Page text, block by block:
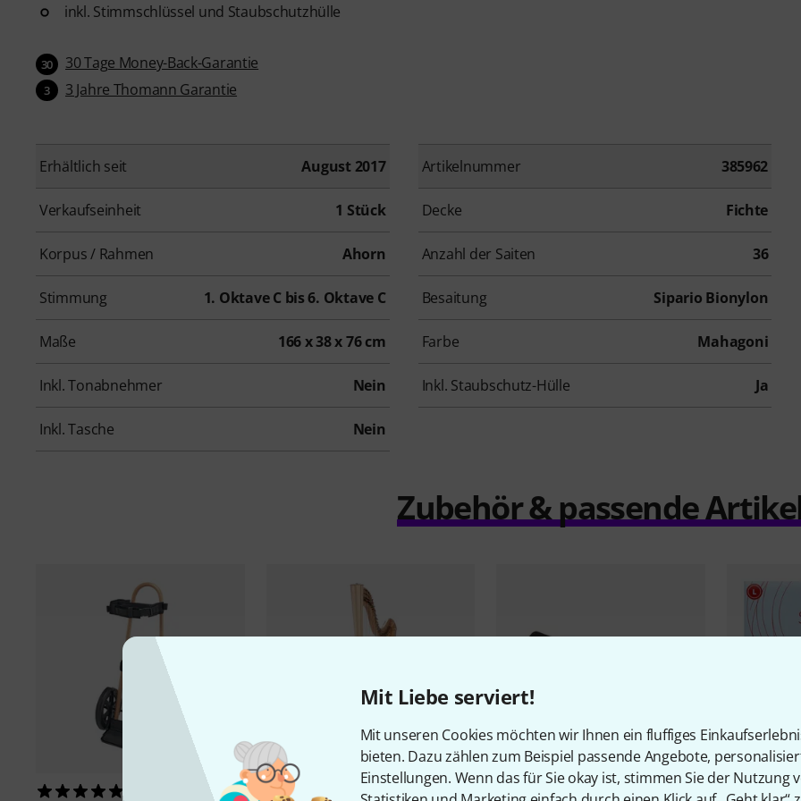
Mit Liebe serviert!
Mit unseren Cookies möchten wir Ihnen ein fluffiges
bieten. Dazu zählen zum Beispiel passende Angebote,
Einstellungen. Wenn das für Sie okay ist, stimmen Sie der Nutzung
inkl. Stimmschlüssel und Staubschutzhülle
30 30 Tage Money-Back-Garantie
3 3 Jahre Thomann Garantie
Erhältlich seit August 2017 Artikelnummer 385962
Verkaufseinheit 1 Stück Decke Fichte
Korpus / Rahmen Ahorn Anzahl der Saiten 36
Stimmung 1. Oktave C bis 6. Oktave C Besaitung Sipario Bionylon
Maße 166 x 38 x 76 cm Farbe Mahagoni
Inkl. Tonabnehmer Nein Inkl. Staubschutz-Hülle Ja
Inkl. Tasche Nein
Zubehör & passende
3 7